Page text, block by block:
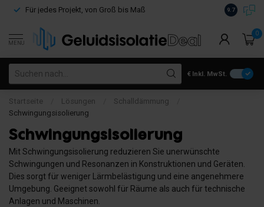
Für jedes Projekt, von Groß bis Maß
€100
9.7
MENU
0
€ Inkl. MwSt.
Startseite Lösungen Schalldämmung
Schwingungsisolierung
Schwingungsisolierung
Mit Schwingungsisolierung reduzieren Sie unerwünschte
Schwingungen und Resonanzen in Konstruktionen und Geräten.
Dies sorgt für weniger Lärmbelästigung und eine angenehmere
Umgebung. Geeignet sowohl für Räume als auch für technische
Anlagen und Maschinen.